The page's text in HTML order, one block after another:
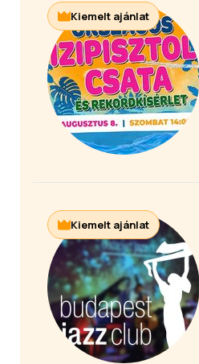
Kiemelt ajánlat
Kiemelt ajánlat